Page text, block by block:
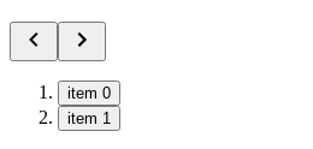
item 0
item 1